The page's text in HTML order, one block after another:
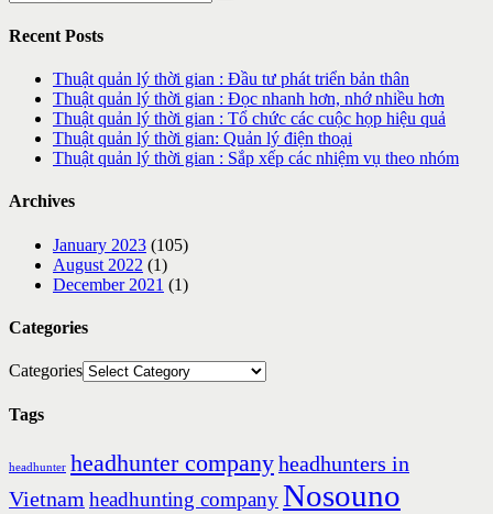
Recent Posts
Thuật quản lý thời gian : Đầu tư phát triển bản thân
Thuật quản lý thời gian : Đọc nhanh hơn, nhớ nhiều hơn
Thuật quản lý thời gian : Tổ chức các cuộc họp hiệu quả
Thuật quản lý thời gian: Quản lý điện thoại
Thuật quản lý thời gian : Sắp xếp các nhiệm vụ theo nhóm
Archives
January 2023 (105)
August 2022 (1)
December 2021 (1)
Categories
Categories
Tags
headhunter headhunter companyheadhunters in
Vietnam headhunting companyNosouno